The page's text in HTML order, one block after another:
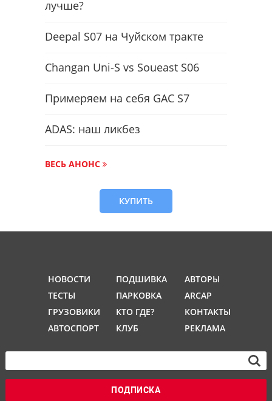
лучше?
Deepal S07 на Чуйском тракте
Changan Uni-S vs Soueast S06
Примеряем на себя GAC S7
ADAS: наш ликбез
ВЕСЬ АНОНС
КУПИТЬ
НОВОСТИ
ТЕСТЫ
ГРУЗОВИКИ
АВТОСПОРТ
ПОДШИВКА
ПАРКОВКА
КТО ГДЕ?
КЛУБ
АВТОРЫ
ARCAP
КОНТАКТЫ
РЕКЛАМА
ПОДПИСКА